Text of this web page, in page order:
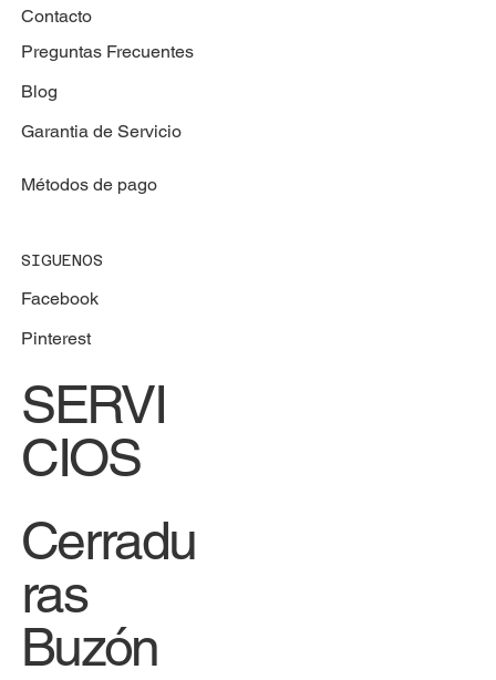
Contacto
Preguntas Frecuentes
Blog
Garantia de Servicio
Métodos de pago
SIGUENOS
Facebook
Pinterest
SERVI
CIOS
Cerradu
ras
Buzón